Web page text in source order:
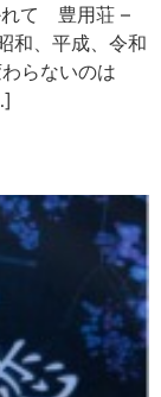
れて 豊用荘 –
、平成、令和
わらないのは